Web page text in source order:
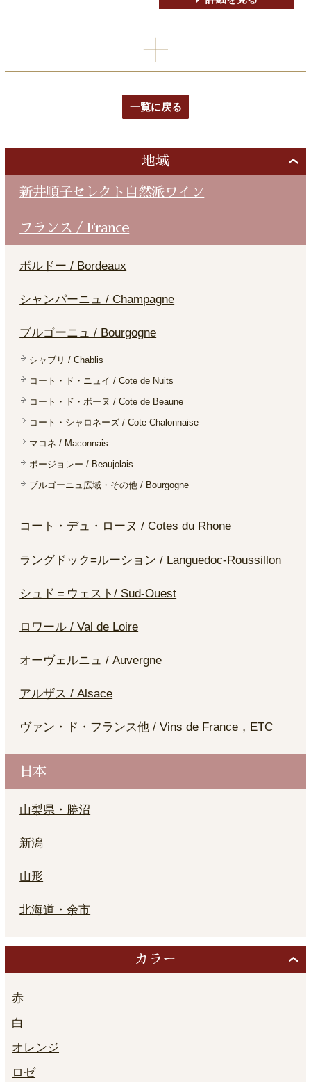
一覧に戻る
地域
新井順子セレクト自然派ワイン
フランス / France
ボルドー / Bordeaux
シャンパーニュ / Champagne
ブルゴーニュ / Bourgogne
シャブリ / Chablis
コート・ド・ニュイ / Cote de Nuits
コート・ド・ボーヌ / Cote de Beaune
コート・シャロネーズ / Cote Chalonnaise
マコネ / Maconnais
ボージョレー / Beaujolais
ブルゴーニュ広域・その他 / Bourgogne
コート・デュ・ローヌ / Cotes du Rhone
ラングドック=ルーション / Languedoc-Roussillon
シュド＝ウェスト/ Sud-Ouest
ロワール / Val de Loire
オーヴェルニュ / Auvergne
アルザス / Alsace
ヴァン・ド・フランス他 / Vins de France，ETC
日本
山梨県・勝沼
新潟
山形
北海道・余市
カラー
赤
白
オレンジ
ロゼ